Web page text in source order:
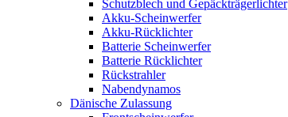
Schutzblech und Gepäckträgerlichter
Akku-Scheinwerfer
Akku-Rücklichter
Batterie Scheinwerfer
Batterie Rücklichter
Rückstrahler
Nabendynamos
Dänische Zulassung